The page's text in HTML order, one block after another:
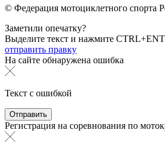
© Федерация мотоциклетного спорта
Заметили опечатку?
Выделите текст и нажмите
отправить правку
На сайте обнаружена ошибка
Текст с ошибкой
Регистрация на соревнования по